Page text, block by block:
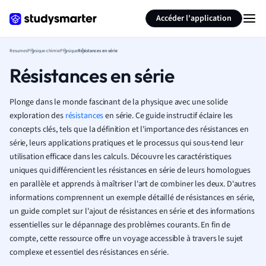
Accéder l'application
ResumesPhysique-chimiePhysiqueRésistances en série
Résistances en série
Plonge dans le monde fascinant de la physique avec une solide
exploration des résistancesen série. Ce guide instructif éclaire les
concepts clés, tels que la définition et l'importance des résistances en
série, leurs applications pratiques et le processus qui sous-tend leur
utilisation efficace dans les calculs. Découvre les caractéristiques
uniques qui différencient les résistances en série de leurs homologues
en parallèle et apprends à maîtriser l'art de combiner les deux. D'autres
informations comprennent un exemple détaillé de résistances en série,
un guide complet sur l'ajout de résistances en série et des informations
essentielles sur le dépannage des problèmes courants. En fin de
compte, cette ressource offre un voyage accessible à travers le sujet
complexe et essentiel des résistances en série.
Résumer la page